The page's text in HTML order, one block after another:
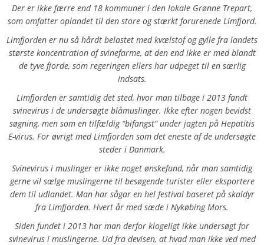
Der er ikke færre end 18 kommuner i den lokale Grønne Trepart,
som omfatter oplandet til den store og stærkt forurenede Limfjord.
Limfjorden er nu så hårdt belastet med kvælstof og gylle fra landets
største koncentration af svinefarme, at den end ikke er med blandt
de tyve fjorde, som regeringen ellers har udpeget til en særlig
indsats.
Limfjorden er samtidig det sted, hvor man tilbage i 2013 fandt
svinevirus i de undersøgte blåmuslinger. Ikke efter nogen bevidst
søgning, men som en tilfældig “bifangst” under jagten på Hepatitis
E-virus. For øvrigt med Limfjorden som det eneste af de undersøgte
steder i Danmark.
Svinevirus i muslinger er ikke noget ønskefund, når man samtidig
gerne vil sælge muslingerne til besøgende turister eller eksportere
dem til udlandet. Man har sågar en hel festival baseret på skaldyr
fra Limfjorden. Hvert år med sæde i Nykøbing Mors.
Siden fundet i 2013 har man derfor klogeligt ikke undersøgt for
svinevirus i muslingerne. Ud fra devisen, at hvad man ikke ved med